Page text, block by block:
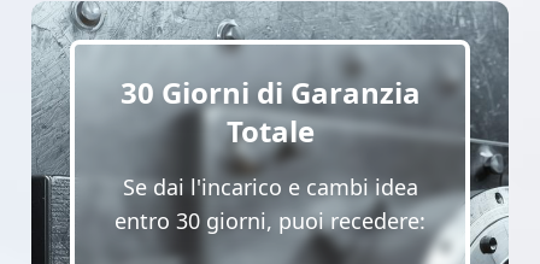
30 Giorni di Garanzia
Totale
Se dai l'incarico e cambi idea
entro 30 giorni, puoi recedere: